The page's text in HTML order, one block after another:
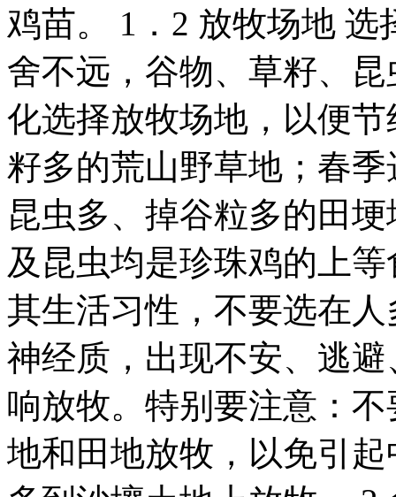
鸡苗。 1．2 放牧场地
舍不远，谷物、草籽、
化选择放牧场地，以便
籽多的荒山野草地；春
昆虫多、掉谷粒多的田
及昆虫均是珍珠鸡的上
其生活习性，不要选在
神经质，出现不安、逃
响放牧。特别要注意：
地和田地放牧，以免引